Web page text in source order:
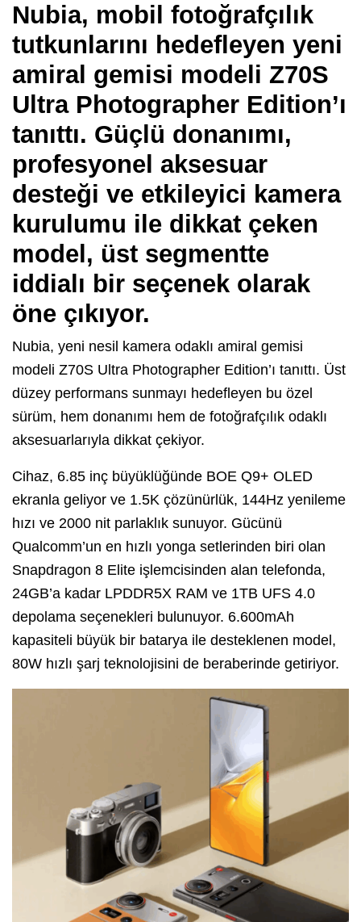
Nubia, mobil fotoğrafçılık
tutkunlarını hedefleyen yeni
amiral gemisi modeli Z70S
Ultra Photographer Edition’ı
tanıttı. Güçlü donanımı,
profesyonel aksesuar
desteği ve etkileyici kamera
kurulumu ile dikkat çeken
model, üst segmentte
iddialı bir seçenek olarak
öne çıkıyor.
Nubia, yeni nesil kamera odaklı amiral gemisi
modeli Z70S Ultra Photographer Edition’ı tanıttı. Üst
düzey performans sunmayı hedefleyen bu özel
sürüm, hem donanımı hem de fotoğrafçılık odaklı
aksesuarlarıyla dikkat çekiyor.
Cihaz, 6.85 inç büyüklüğünde BOE Q9+ OLED
ekranla geliyor ve 1.5K çözünürlük, 144Hz yenileme
hızı ve 2000 nit parlaklık sunuyor. Gücünü
Qualcomm’un en hızlı yonga setlerinden biri olan
Snapdragon 8 Elite işlemcisinden alan telefonda,
24GB’a kadar LPDDR5X RAM ve 1TB UFS 4.0
depolama seçenekleri bulunuyor. 6.600mAh
kapasiteli büyük bir batarya ile desteklenen model,
80W hızlı şarj teknolojisini de beraberinde getiriyor.